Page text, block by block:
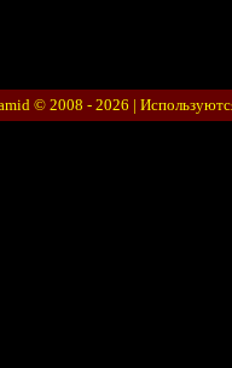
© 2008 - 2026 |